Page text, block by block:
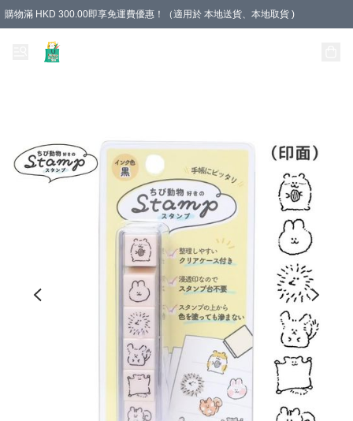
購物滿 HKD 300.00即享免運費優惠！（適用於 本地送貨、本地取貨 )